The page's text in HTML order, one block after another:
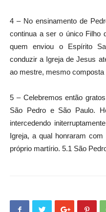
4 – No ensinamento de
continua a ser o único Filho
quem enviou o Espírito
conduzir a Igreja de Jesus
ao mestre, mesmo composta
5 – Celebremos então
São Pedro e São Paulo.
intercedendo
Igreja, a qual honraram
próprio martírio. 5.1 São